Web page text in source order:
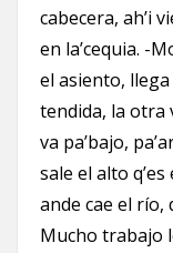
cabecera, ah’i
en la’cequia. -
el asiento,
tendida, la otra
va pa’bajo,
sale el alto
ande cae el río,
Mucho trabajo